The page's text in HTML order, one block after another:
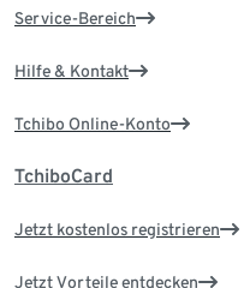
Service-Bereich
Hilfe & Kontakt
Tchibo Online-Konto
TchiboCard
Jetzt kostenlos registrieren
Jetzt Vorteile entdecken